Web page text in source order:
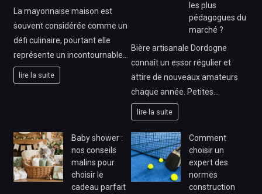
La mayonnaise maison est
souvent considérée comme un
défi culinaire, pourtant elle
représente un incontournable…
lire la suite
les plus
pédagogues du
marché ?
Bière artisanale Dordogne
connaît un essor régulier et
attire de nouveaux amateurs
chaque année. Petites…
lire la suite
Baby shower :
nos conseils
malins pour
choisir le
cadeau parfait
Comment
choisir un
expert des
normes
construction